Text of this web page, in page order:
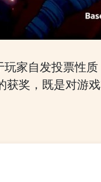
玩家自发投票性
获奖，既是对游